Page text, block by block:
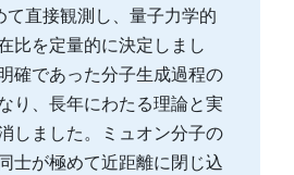
て直接観測し、量子力学的
比を定量的に決定しまし
確であった分子生成過程の
り、長年にわたる理論と実
しました。ミュオン分子の
士が極めて近距離に閉じ込